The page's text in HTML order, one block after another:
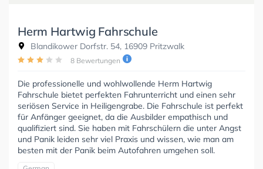
Herm Hartwig Fahrschule
Blandikower Dorfstr. 54, 16909 Pritzwalk
8 Bewertungen
Die professionelle und wohlwollende Herm Hartwig
Fahrschule bietet perfekten Fahrunterricht und einen sehr
seriösen Service in Heiligengrabe. Die Fahrschule ist perfekt
für Anfänger geeignet, da die Ausbilder empathisch und
qualifiziert sind. Sie haben mit Fahrschülern die unter Angst
und Panik leiden sehr viel Praxis und wissen, wie man am
besten mit der Panik beim Autofahren umgehen soll.